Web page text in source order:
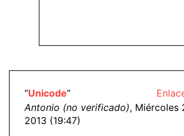
“Unicode”
Antonio (no verificado), Miércoles
2013 (19:47)